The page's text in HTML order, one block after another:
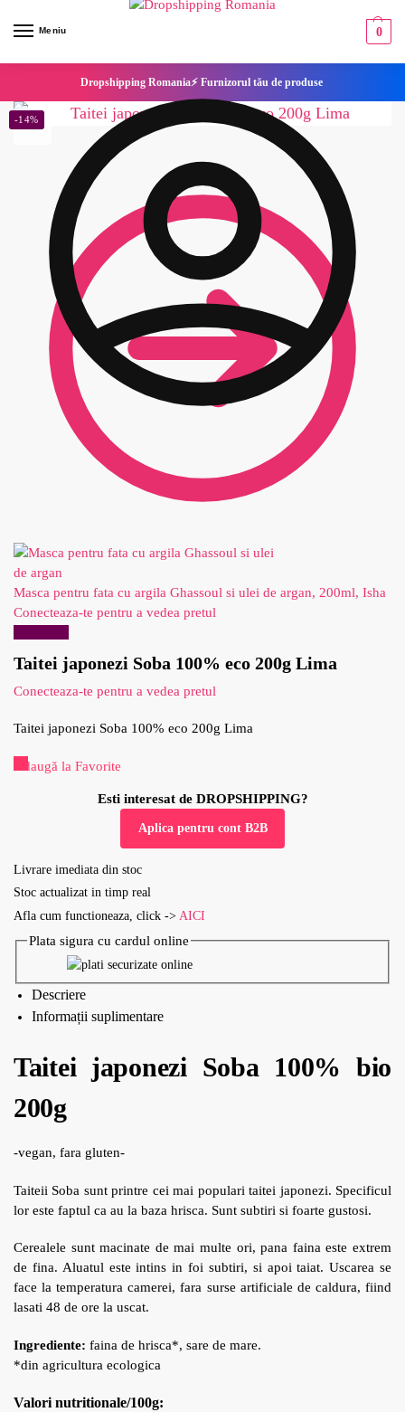
Meniu 0
Dropshipping Romania⚡ Furnizorul tău de produse
Masca pentru fata cu argila Ghassoul si ulei de argan, 200ml, Isha
Conecteaza-te pentru a vedea pretul
Taitei japonezi Soba 100% eco 200g Lima
Conecteaza-te pentru a vedea pretul
-14%
Taitei japonezi Soba 100% eco 200g Lima
Adaugă la Favorite
Esti interesat de DROPSHIPPING?
Aplica pentru cont B2B
Livrare imediata din stoc
Stoc actualizat in timp real
Afla cum functioneaza, click -> AICI
Plata sigura cu cardul online
Descriere
Informații suplimentare
Taitei japonezi Soba 100% bio
200g
-vegan, fara gluten-
Taiteii Soba sunt printre cei mai populari taitei japonezi. Specificul
lor este faptul ca au la baza hrisca. Sunt subtiri si foarte gustosi.
Cerealele sunt macinate de mai multe ori, pana faina este extrem
de fina. Aluatul este intins in foi subtiri, si apoi taiat. Uscarea se
face la temperatura camerei, fara surse artificiale de caldura, fiind
lasati 48 de ore la uscat.
Ingrediente: faina de hrisca*, sare de mare.
*din agricultura ecologica
Valori nutritionale/100g: